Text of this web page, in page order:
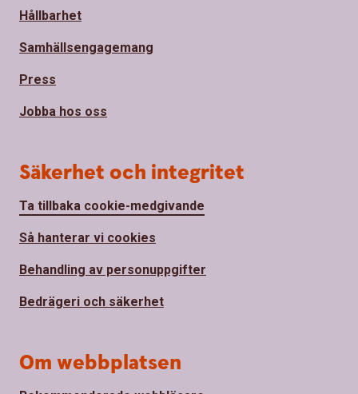
Hållbarhet
Samhällsengagemang
Press
Jobba hos oss
Säkerhet och integritet
Ta tillbaka cookie-medgivande
Så hanterar vi cookies
Behandling av personuppgifter
Bedrägeri och säkerhet
Om webbplatsen